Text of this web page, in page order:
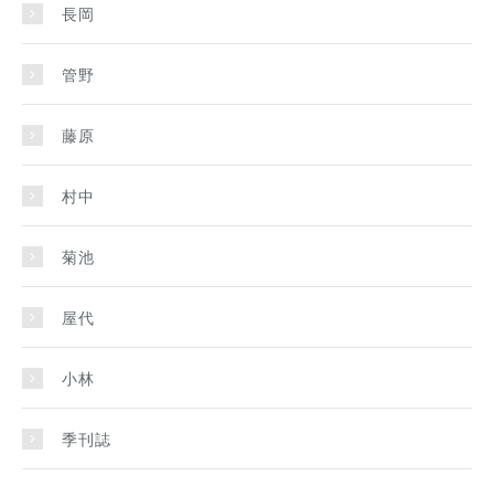
長岡
管野
藤原
村中
菊池
屋代
小林
季刊誌